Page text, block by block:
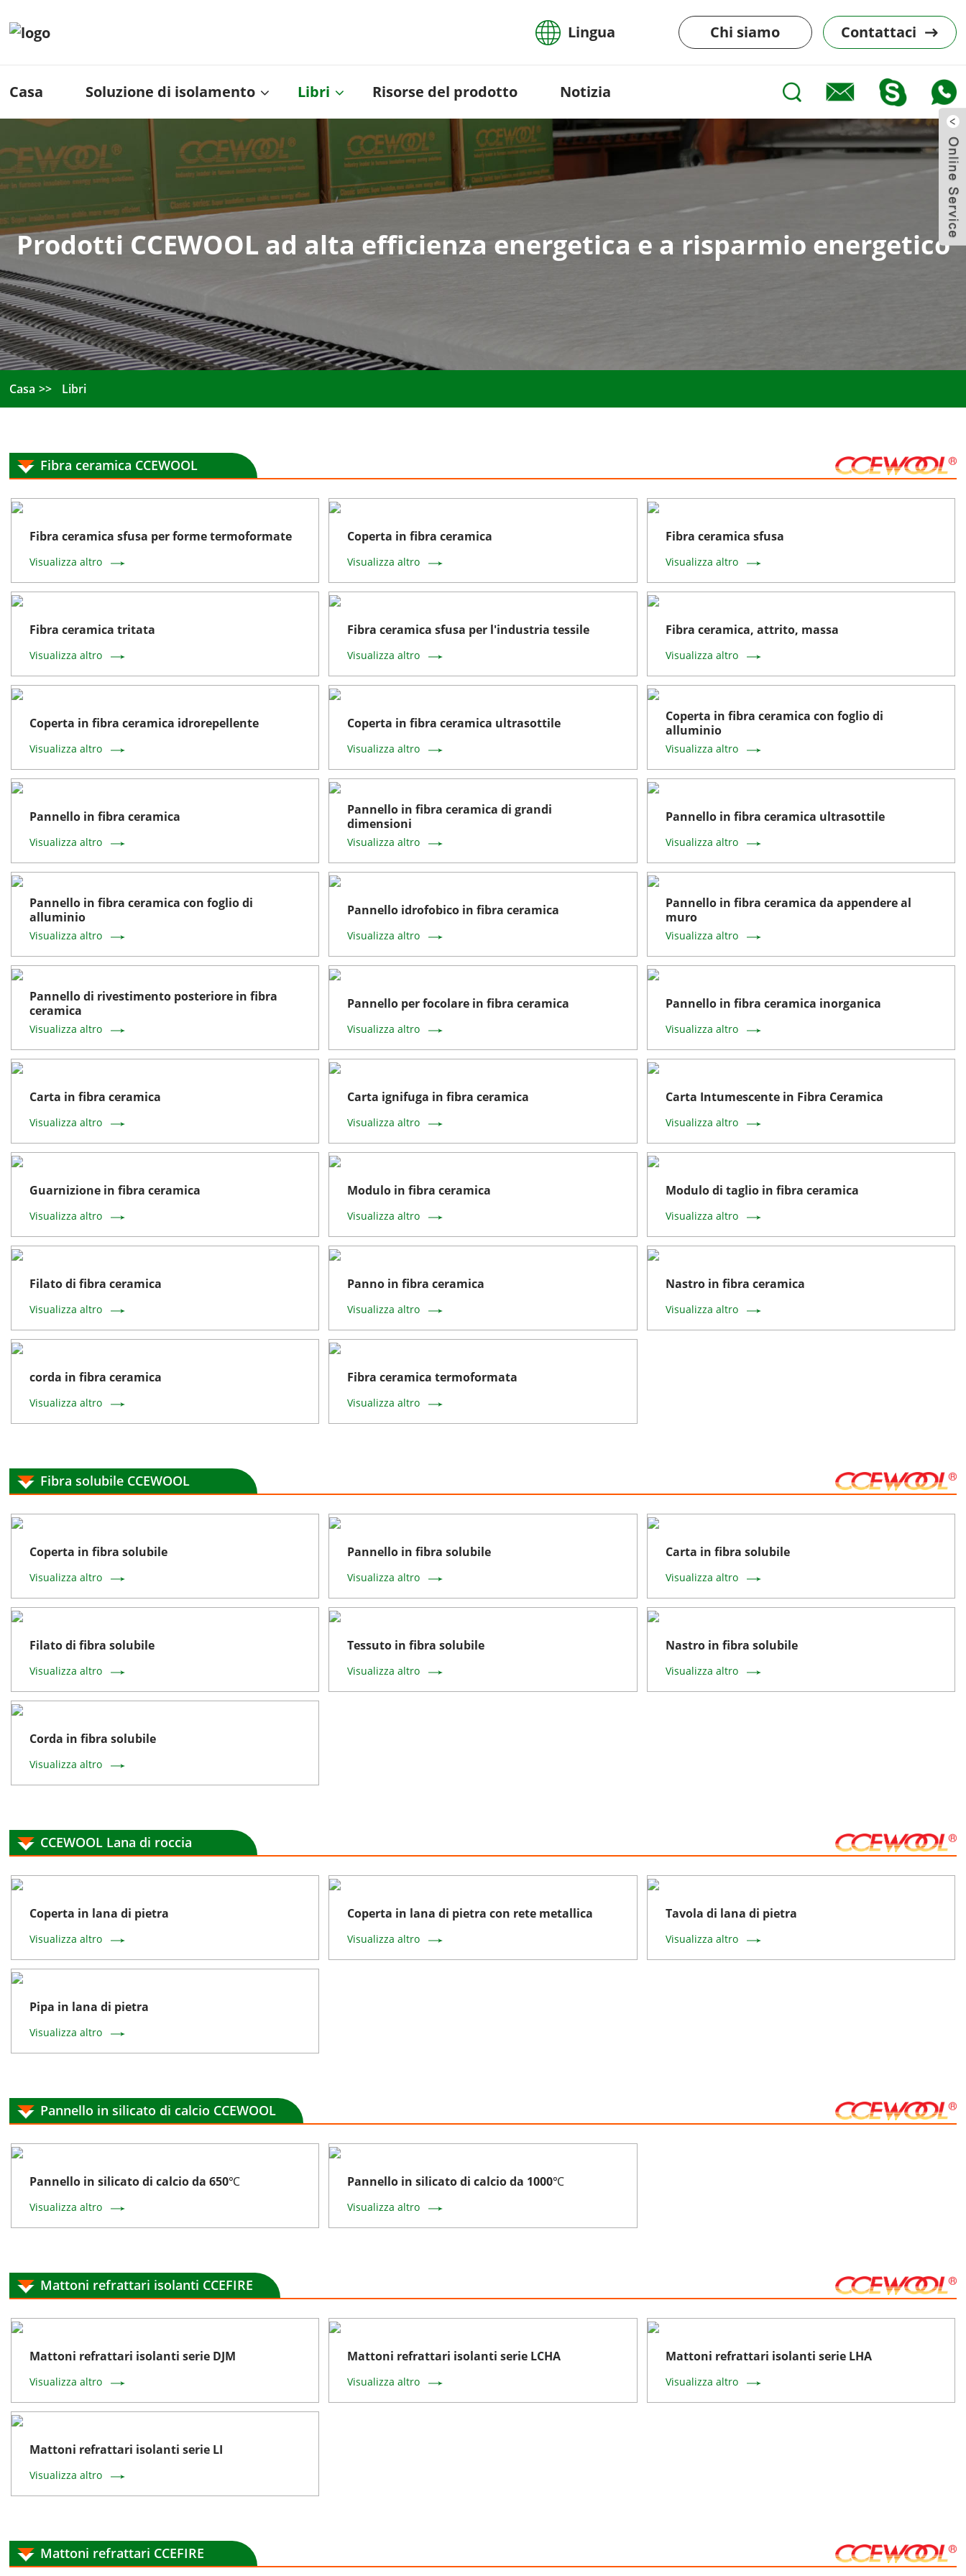
Lingua Chi siamo Contattaci
Casa Soluzione di isolamento Libri Risorse del prodotto Notizia
Prodotti CCEWOOL ad alta efficienza energetica e a risparmio energetico
Casa Libri
Fibra ceramica CCEWOOL
Fibra ceramica sfusa per forme termoformate
Visualizza altro
Coperta in fibra ceramica
Visualizza altro
Fibra ceramica sfusa
Visualizza altro
Fibra ceramica tritata
Visualizza altro
Fibra ceramica sfusa per l'industria tessile
Visualizza altro
Fibra ceramica, attrito, massa
Visualizza altro
Coperta in fibra ceramica idrorepellente
Visualizza altro
Coperta in fibra ceramica ultrasottile
Visualizza altro
Coperta in fibra ceramica con foglio di
alluminio
Visualizza altro
Pannello in fibra ceramica
Visualizza altro
Pannello in fibra ceramica di grandi
dimensioni
Visualizza altro
Pannello in fibra ceramica ultrasottile
Visualizza altro
Pannello in fibra ceramica con foglio di
alluminio
Visualizza altro
Pannello idrofobico in fibra ceramica
Visualizza altro
Pannello in fibra ceramica da appendere al
muro
Visualizza altro
Pannello di rivestimento posteriore in fibra
ceramica
Visualizza altro
Pannello per focolare in fibra ceramica
Visualizza altro
Pannello in fibra ceramica inorganica
Visualizza altro
Carta in fibra ceramica
Visualizza altro
Carta ignifuga in fibra ceramica
Visualizza altro
Carta Intumescente in Fibra Ceramica
Visualizza altro
Guarnizione in fibra ceramica
Visualizza altro
Modulo in fibra ceramica
Visualizza altro
Modulo di taglio in fibra ceramica
Visualizza altro
Filato di fibra ceramica
Visualizza altro
Panno in fibra ceramica
Visualizza altro
Nastro in fibra ceramica
Visualizza altro
corda in fibra ceramica
Visualizza altro
Fibra ceramica termoformata
Visualizza altro
Fibra solubile CCEWOOL
Coperta in fibra solubile
Visualizza altro
Pannello in fibra solubile
Visualizza altro
Carta in fibra solubile
Visualizza altro
Filato di fibra solubile
Visualizza altro
Tessuto in fibra solubile
Visualizza altro
Nastro in fibra solubile
Visualizza altro
Corda in fibra solubile
Visualizza altro
CCEWOOL Lana di roccia
Coperta in lana di pietra
Visualizza altro
Coperta in lana di pietra con rete metallica
Visualizza altro
Tavola di lana di pietra
Visualizza altro
Pipa in lana di pietra
Visualizza altro
Pannello in silicato di calcio CCEWOOL
Pannello in silicato di calcio da 650℃
Visualizza altro
Pannello in silicato di calcio da 1000℃
Visualizza altro
Mattoni refrattari isolanti CCEFIRE
Mattoni refrattari isolanti serie DJM
Visualizza altro
Mattoni refrattari isolanti serie LCHA
Visualizza altro
Mattoni refrattari isolanti serie LHA
Visualizza altro
Mattoni refrattari isolanti serie LI
Visualizza altro
Mattoni refrattari CCEFIRE